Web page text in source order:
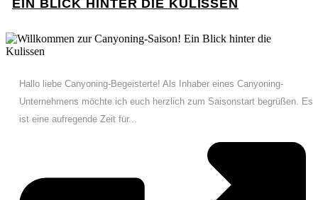
EIN BLICK HINTER DIE KULISSEN
Hallo liebe Canyoning-Begeisterte! Als Inhaber eines Canyoning-
Unternehmens möchte ich euch herzlich zum Saisonstart begrüßen. Es
ist eine aufregende Zeit für...